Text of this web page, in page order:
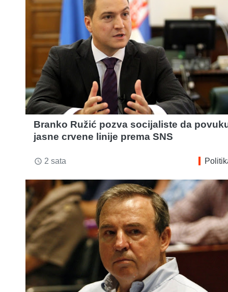
Branko Ružić pozva socijaliste da
jasne crvene linije prema SNS
access_time 2 sata